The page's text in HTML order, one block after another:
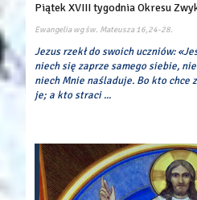
Konto parafii
Alior Bank
Piątek XVIII tygodnia Okresu
Ewangelia wg św. Mateusza16,24-28.
Jezus rzekł do swoich uczniów:
niech się zaprze samego siebie,
niech Mnie naśladuje. Bo kto chce
je; a kto straci ...